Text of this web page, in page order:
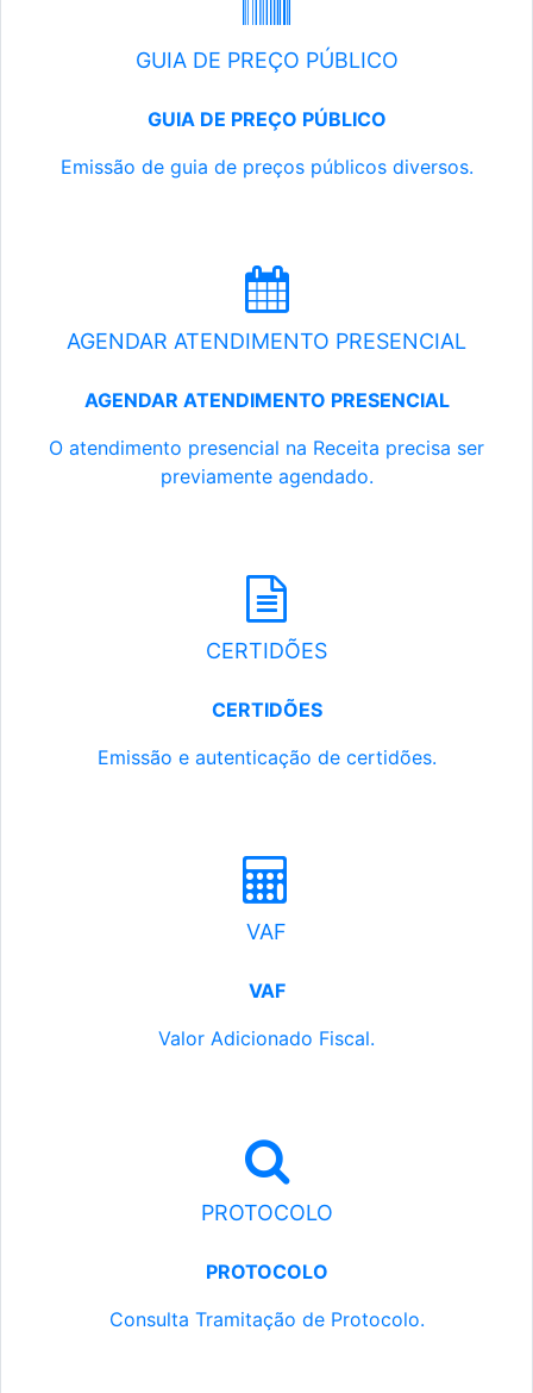
GUIA DE PREÇO PÚBLICO
GUIA DE PREÇO PÚBLICO
Emissão de guia de preços públicos diversos.
AGENDAR ATENDIMENTO PRESENCIAL
AGENDAR ATENDIMENTO PRESENCIAL
O atendimento presencial na Receita precisa ser
previamente agendado.
CERTIDÕES
CERTIDÕES
Emissão e autenticação de certidões.
VAF
VAF
Valor Adicionado Fiscal.
PROTOCOLO
PROTOCOLO
Consulta Tramitação de Protocolo.